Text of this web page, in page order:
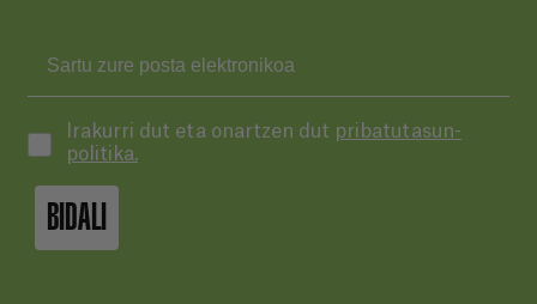
Irakurri dut eta onartzen dut pribatutasun-
politika.
BIDALI